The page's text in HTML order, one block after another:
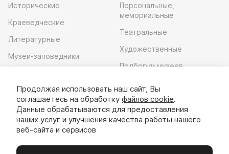
Исторические
Краеведческие
Литературные
Музеи-заповедники
Персональные,
мемориальные
Театральные
Художественные
Подборки музеев
Скачать приложение
Продолжая использовать наш сайт, Вы
соглашаетесь на обработку файлов cookie.
Данные обрабатываются для предоставления
наших услуг и улучшения качества работы нашего
веб-сайта и сервисов